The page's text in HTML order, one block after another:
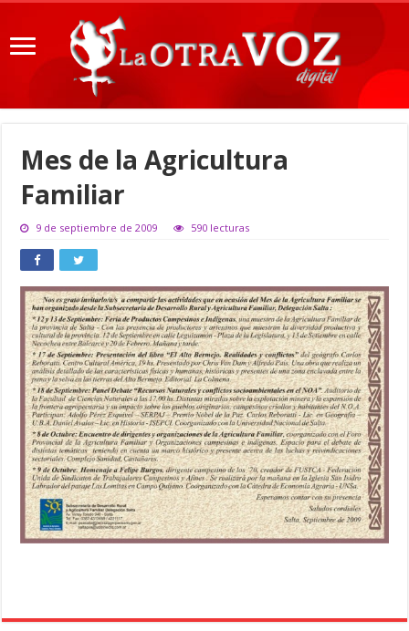
Mes de la Agricultura
Familiar
9 de septiembre de 2009 590 lecturas